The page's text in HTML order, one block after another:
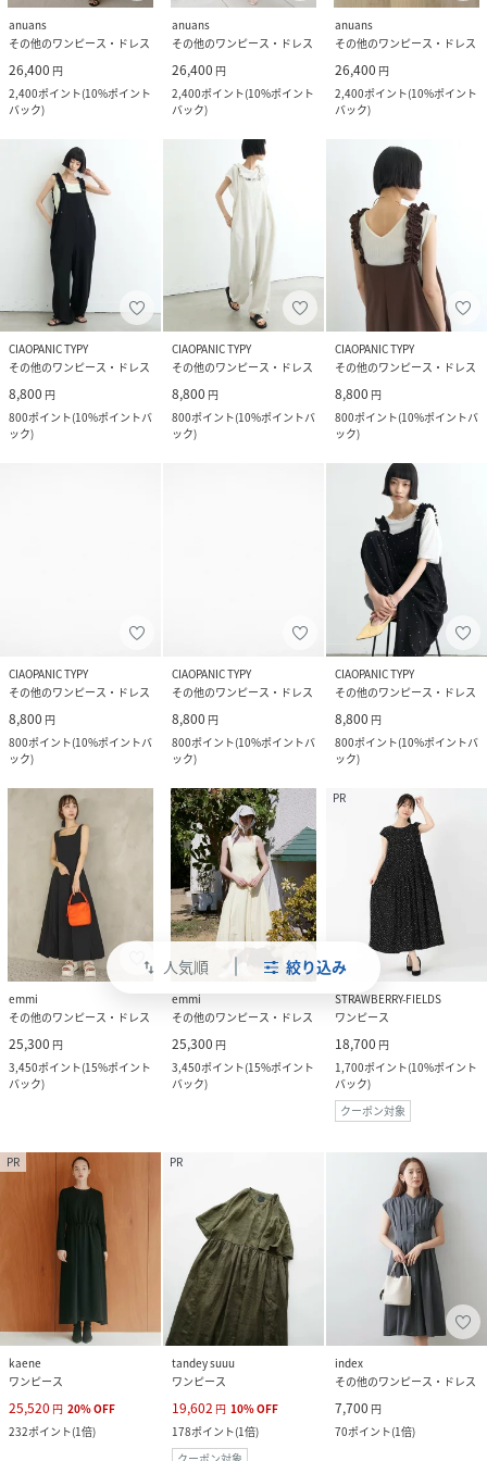
swap_vert 人気順 絞り込み
anuans
その他のワンピース・ドレス
26,400 円
2,400ポイント(10%ポイント
バック)
anuans
その他のワンピース・ドレス
26,400 円
2,400ポイント(10%ポイント
バック)
anuans
その他のワンピース・ドレス
26,400 円
2,400ポイント(10%ポイント
バック)
CIAOPANIC TYPY
その他のワンピース・ドレス
8,800 円
800ポイント(10%ポイントバ
ック)
CIAOPANIC TYPY
その他のワンピース・ドレス
8,800 円
800ポイント(10%ポイントバ
ック)
CIAOPANIC TYPY
その他のワンピース・ドレス
8,800 円
800ポイント(10%ポイントバ
ック)
CIAOPANIC TYPY
その他のワンピース・ドレス
8,800 円
800ポイント(10%ポイントバ
ック)
CIAOPANIC TYPY
その他のワンピース・ドレス
8,800 円
800ポイント(10%ポイントバ
ック)
CIAOPANIC TYPY
その他のワンピース・ドレス
8,800 円
800ポイント(10%ポイントバ
ック)
emmi
その他のワンピース・ドレス
25,300 円
3,450ポイント(15%ポイント
バック)
emmi
その他のワンピース・ドレス
25,300 円
3,450ポイント(15%ポイント
バック)
PR
STRAWBERRY-FIELDS
ワンピース
18,700 円
1,700ポイント(10%ポイント
バック)
クーポン対象
PR
kaene
ワンピース
25,520 円 20%OFF
232ポイント(1倍)
PR
tandey suuu
ワンピース
19,602 円 10%OFF
178ポイント(1倍)
index
その他のワンピース・ドレス
7,700 円
70ポイント(1倍)